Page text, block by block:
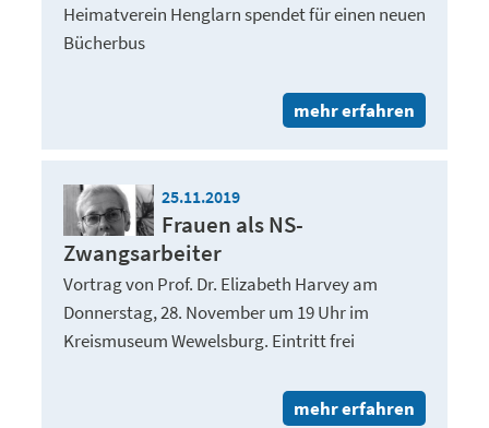
Heimatverein Henglarn spendet für einen neuen
Bücherbus
mehr erfahren
25.11.2019
Frauen als NS-
Zwangsarbeiter
Vortrag von Prof. Dr. Elizabeth Harvey am
Donnerstag, 28. November um 19 Uhr im
Kreismuseum Wewelsburg. Eintritt frei
mehr erfahren